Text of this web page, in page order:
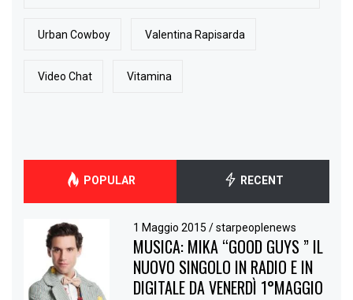
Urban Cowboy Valentina Rapisarda
Video Chat Vitamina
POPULAR RECENT
1 Maggio 2015/ starpeoplenews
MUSICA: MIKA “GOOD GUYS ” IL
NUOVO SINGOLO IN RADIO E IN
DIGITALE DA VENERDÌ 1°MAGGIO